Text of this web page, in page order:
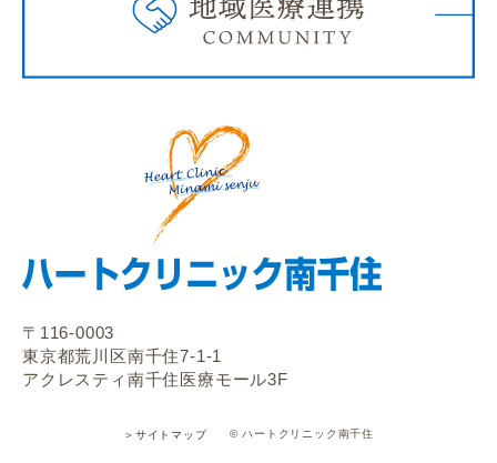
〒116-0003
東京都荒川区南千住7-1-1
アクレスティ南千住医療モール3F
＞サイトマップ © ハートクリニック南千住